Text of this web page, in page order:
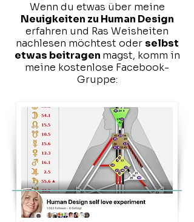
Wenn du etwas über meine
Neuigkeiten zu Human Design
erfahren und Ras Weisheiten
nachlesen möchtest oder selbst
etwas beitragen magst, komm in
meine kostenlose Facebook-
Gruppe: